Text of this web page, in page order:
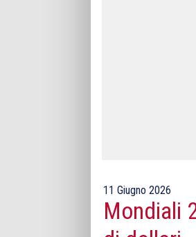
11 Giugno 2026
Mondiali